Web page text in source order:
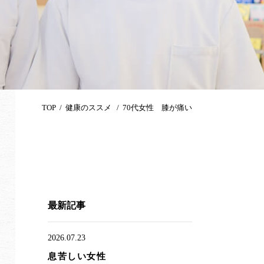
TOP 健康のススメ 70代女性 膝が痛い
最新記事
2026.07.23
息苦しい女性